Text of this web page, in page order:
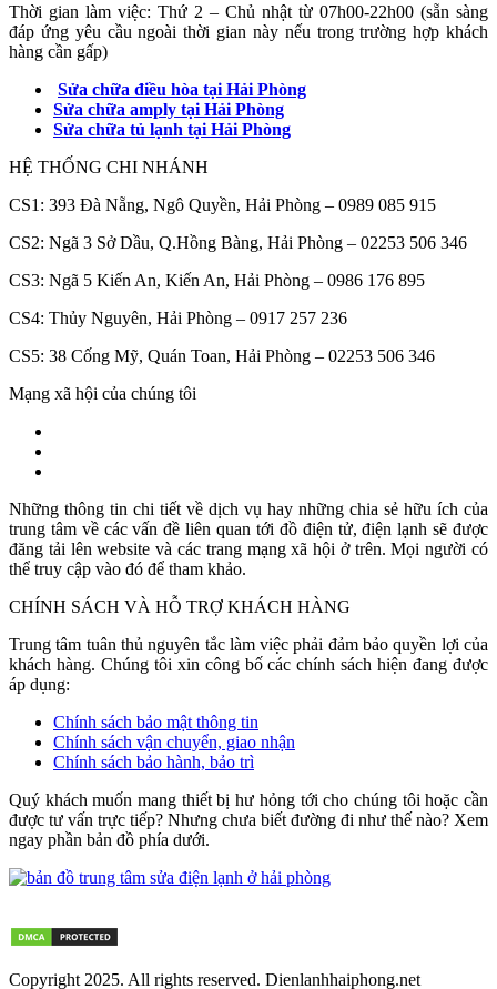
Thời gian làm việc: Thứ 2 – Chủ nhật từ 07h00-22h00 (sẵn sàng
đáp ứng yêu cầu ngoài thời gian này nếu trong trường hợp khách
hàng cần gấp)
Sửa chữa điều hòa tại Hải Phòng
Sửa chữa amply tại Hải Phòng
Sửa chữa tủ lạnh tại Hải Phòng
HỆ THỐNG CHI NHÁNH
CS1: 393 Đà Nẵng, Ngô Quyền, Hải Phòng – 0989 085 915
CS2: Ngã 3 Sở Dầu, Q.Hồng Bàng, Hải Phòng – 02253 506 346
CS3: Ngã 5 Kiến An, Kiến An, Hải Phòng – 0986 176 895
CS4: Thủy Nguyên, Hải Phòng – 0917 257 236
CS5: 38 Cống Mỹ, Quán Toan, Hải Phòng – 02253 506 346
Mạng xã hội của chúng tôi
Những thông tin chi tiết về dịch vụ hay những chia sẻ hữu ích của
trung tâm về các vấn đề liên quan tới đồ điện tử, điện lạnh sẽ được
đăng tải lên website và các trang mạng xã hội ở trên. Mọi người có
thể truy cập vào đó để tham khảo.
CHÍNH SÁCH VÀ HỖ TRỢ KHÁCH HÀNG
Trung tâm tuân thủ nguyên tắc làm việc phải đảm bảo quyền lợi của
khách hàng. Chúng tôi xin công bố các chính sách hiện đang được
áp dụng:
Chính sách bảo mật thông tin
Chính sách vận chuyển, giao nhận
Chính sách bảo hành, bảo trì
Quý khách muốn mang thiết bị hư hỏng tới cho chúng tôi hoặc cần
được tư vấn trực tiếp? Nhưng chưa biết đường đi như thế nào? Xem
ngay phần bản đồ phía dưới.
Copyright 2025. All rights reserved. Dienlanhhaiphong.net